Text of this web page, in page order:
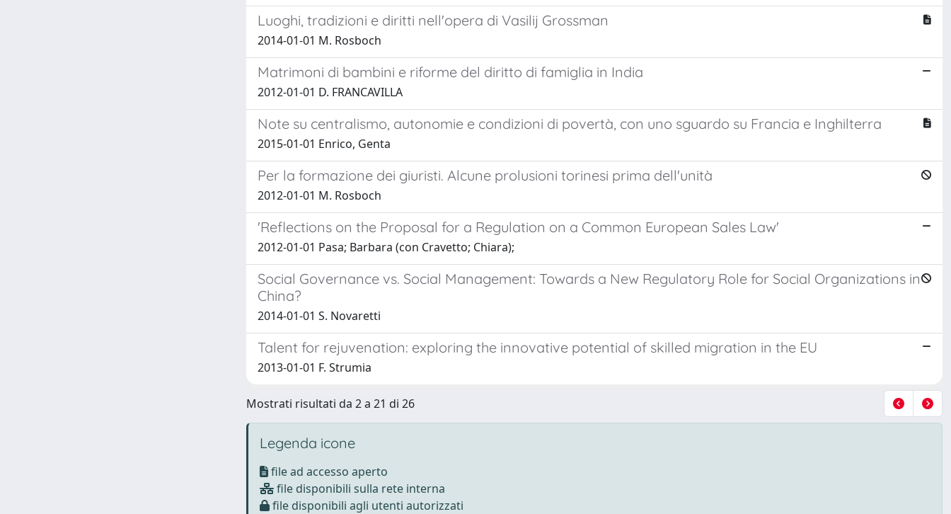
Luoghi, tradizioni e diritti nell'opera di Vasilij Grossman
2014-01-01 M. Rosboch
Matrimoni di bambini e riforme del diritto di famiglia in India
2012-01-01 D. FRANCAVILLA
Note su centralismo, autonomie e condizioni di povertà, con uno sguardo su Francia e Inghilterra
2015-01-01 Enrico, Genta
Per la formazione dei giuristi. Alcune prolusioni torinesi prima dell'unità
2012-01-01 M. Rosboch
'Reflections on the Proposal for a Regulation on a Common European Sales Law'
2012-01-01 Pasa; Barbara (con Cravetto; Chiara);
Social Governance vs. Social Management: Towards a New Regulatory Role for Social Organizations in
China?
2014-01-01 S. Novaretti
Talent for rejuvenation: exploring the innovative potential of skilled migration in the EU
2013-01-01 F. Strumia
Mostrati risultati da 2 a 21 di 26
Legenda icone
file ad accesso aperto
file disponibili sulla rete interna
file disponibili agli utenti autorizzati